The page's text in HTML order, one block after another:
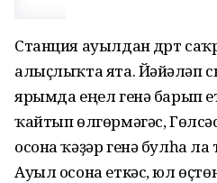
Станция ауылдан дүрт
алыҫлыҡта ята. Йәйәүләп
ярымда еңел генә барып
ҡайтып өлгөрмәгәс,
осона ҡәҙәр генә булһа
Ауыл осона еткәс, юл